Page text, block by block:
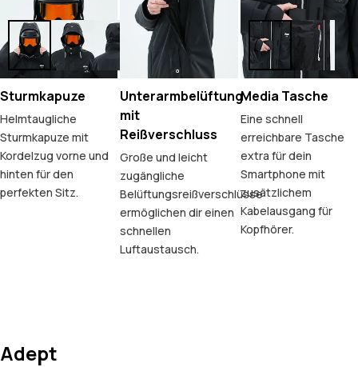
Sturmkapuze
Helmtaugliche
Sturmkapuze mit
Kordelzug vorne und
hinten für den
perfekten Sitz.
Unterarmbelüftung
mit
Reißverschluss
Große und leicht
zugängliche
Belüftungsreißverschlüsse
ermöglichen dir einen
schnellen
Luftaustausch.
Media Tasche
Eine schnell
erreichbare Tasche
extra für dein
Smartphone mit
zusätzlichem
Kabelausgang für
Kopfhörer.
Adept